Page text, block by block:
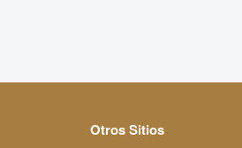
Otros Sitios